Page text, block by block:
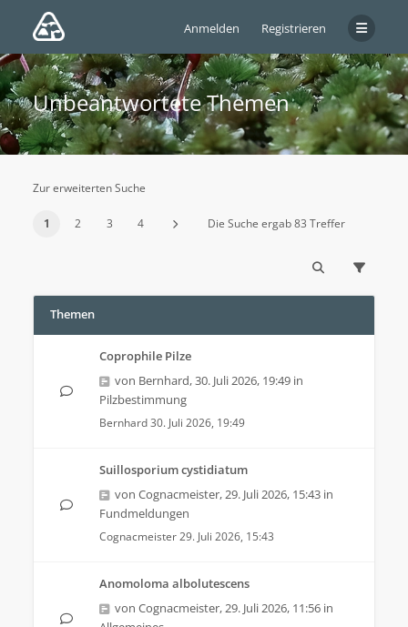
Anmelden Registrieren
Unbeantwortete Themen
Zur erweiterten Suche
1 2 3 4 Die Suche ergab 83 Treffer
Themen
Coprophile Pilze
von Bernhard,30. Juli 2026, 19:49 in
Pilzbestimmung
Bernhard30. Juli 2026, 19:49
Suillosporium cystidiatum
von Cognacmeister,29. Juli 2026, 15:43 in
Fundmeldungen
Cognacmeister29. Juli 2026, 15:43
Anomoloma albolutescens
von Cognacmeister,29. Juli 2026, 11:56 in